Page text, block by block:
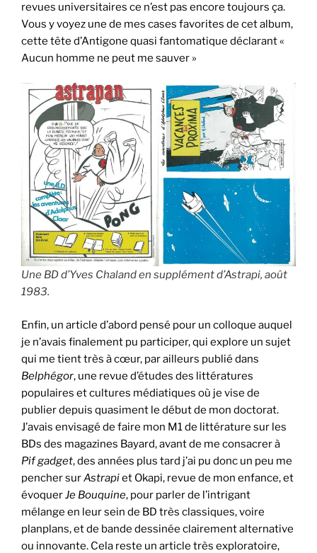
revues universitaires ce n’est pas encore toujours ça.
Vous y voyez une de mes cases favorites de cet album,
cette tête d’Antigone quasi fantomatique déclarant «
Aucun homme ne peut me sauver »
Une BD d’Yves Chaland en supplément d’Astrapi, août
1983.
Enfin, un article d’abord pensé pour un colloque auquel
je n’avais finalement pu participer, qui explore un sujet
qui me tient très à cœur, par ailleurs publié dans
Belphégor, une revue d’études des littératures
populaires et cultures médiatiques où je vise de
publier depuis quasiment le début de mon doctorat.
J’avais envisagé de faire mon M1 de littérature sur les
BDs des magazines Bayard, avant de me consacrer à
Pif gadget, des années plus tard j’ai pu donc un peu me
pencher surAstrapiet Okapi, revue de mon enfance, et
évoquerJe Bouquine, pour parler de l’intrigant
mélange en leur sein de BD très classiques, voire
planplans, et de bande dessinée clairement alternative
ou innovante. Cela reste un article très exploratoire,